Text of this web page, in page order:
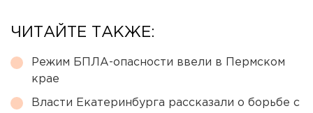
ЧИТАЙТЕ ТАКЖЕ:
Режим БПЛА-опасности ввели в Пермском
крае
Власти Екатеринбурга рассказали о борьбе с